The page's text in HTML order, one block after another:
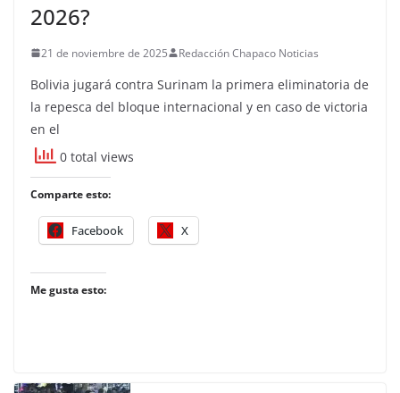
2026?
21 de noviembre de 2025 Redacción Chapaco Noticias
Bolivia jugará contra Surinam la primera eliminatoria de
la repesca del bloque internacional y en caso de victoria
en el
0 total views
Comparte esto:
Facebook X
Me gusta esto: